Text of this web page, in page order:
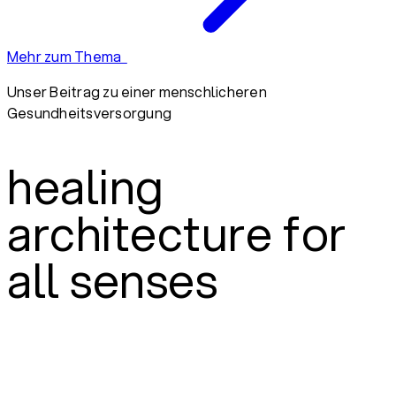
Mehr zum Thema
Unser Beitrag zu einer menschlicheren
Gesundheitsversorgung
healing
architecture for
all senses